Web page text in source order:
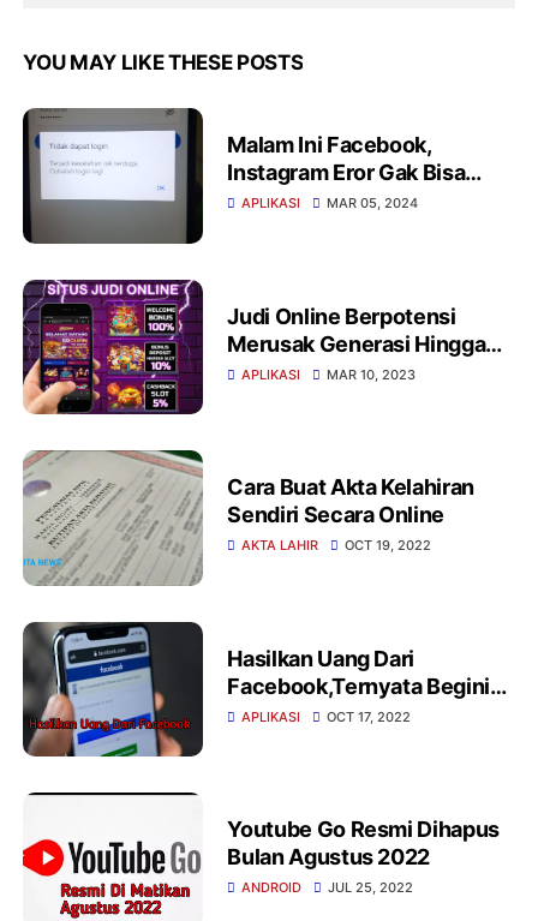
YOU MAY LIKE THESE POSTS
Malam Ini Facebook,
Instagram Eror Gak Bisa
Login
APLIKASI MAR 05, 2024
Judi Online Berpotensi
Merusak Generasi Hingga
Para Orang Tua
APLIKASI MAR 10, 2023
Cara Buat Akta Kelahiran
Sendiri Secara Online
AKTA LAHIR OCT 19, 2022
Hasilkan Uang Dari
Facebook,Ternyata Begini
Cara Caranya
APLIKASI OCT 17, 2022
Youtube Go Resmi Dihapus
Bulan Agustus 2022
ANDROID JUL 25, 2022